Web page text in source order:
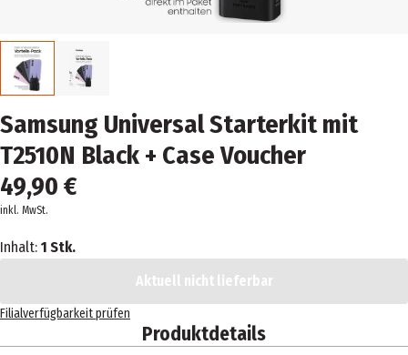
Samsung Universal Starterkit mit
T2510N Black + Case Voucher
49,90 €
inkl. MwSt.
Inhalt: 1 Stk.
Aktuell nicht lieferbar
Filialverfügbarkeit prüfen
Produktdetails